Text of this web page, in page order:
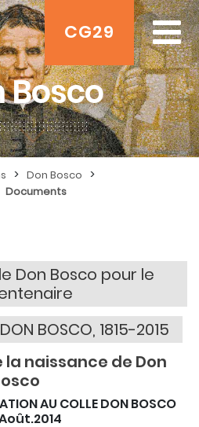
CG29
Bosco
> Don Bosco >
Documents
Don Bosco pour le
BOSCO, 1815-2015
naissance de Don
AU COLLE DON BOSCO